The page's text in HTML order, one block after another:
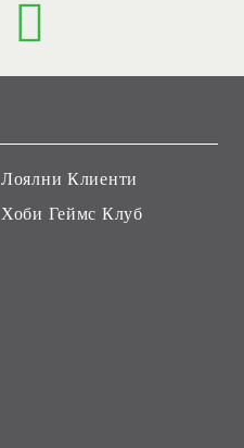
Лоялни Клиенти
Хоби Геймс Клуб